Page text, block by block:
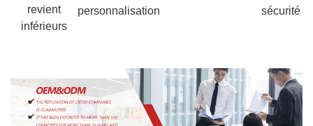
revient
inférieurs
personnalisation
sécurité